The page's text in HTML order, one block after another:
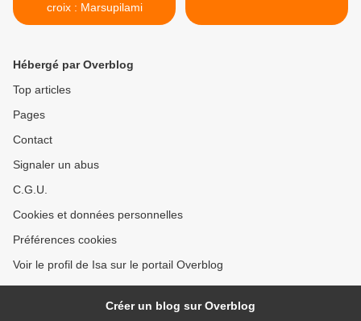
croix : Marsupilami
Hébergé par Overblog
Top articles
Pages
Contact
Signaler un abus
C.G.U.
Cookies et données personnelles
Préférences cookies
Voir le profil de Isa sur le portail Overblog
Créer un blog sur Overblog